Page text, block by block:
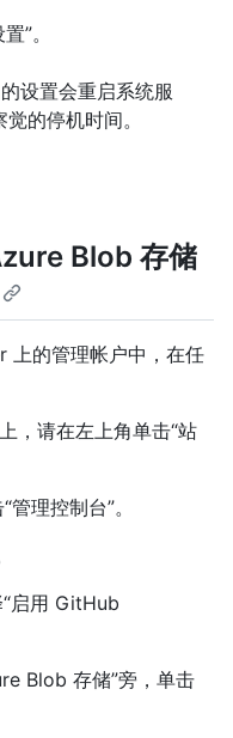
”。
设置会重启系统服
的停机时间。
Blob 存储
的管理帐户中，在任
，请在左上角单击“站
理控制台”。
启用 GitHub
Blob 存储”旁，单击